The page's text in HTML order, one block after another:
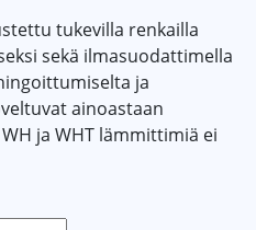
tukevilla renkailla
sekä ilmasuodattimella
ja
ainoastaan
ja WHT lämmittimiä ei